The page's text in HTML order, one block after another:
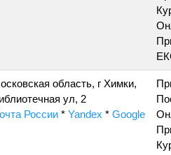
область, г Химки,
ул, 2
России * Yandex * Google